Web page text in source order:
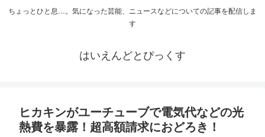
ちょっとひと息…。気になった芸能、ニュースなどについての記事を配信しま
す
はいえんどとぴっくす
ヒカキンがユーチューブで電気代などの光
熱費を暴露！超高額請求におどろき！